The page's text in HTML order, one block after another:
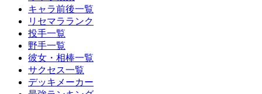
キャラ前後一覧
リセマラランク
投手一覧
野手一覧
彼女・相棒一覧
サクセス一覧
デッキメーカー